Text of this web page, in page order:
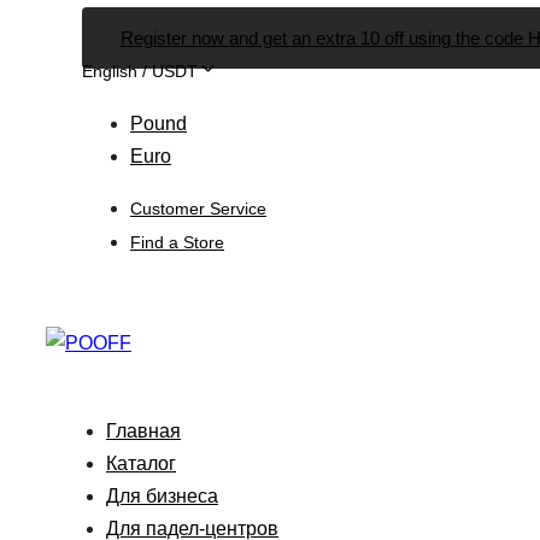
Register now and get an extra 10 off using the code
English / USDT
Pound
Euro
Customer Service
Find a Store
Главная
Каталог
Для бизнеса
Для падел-центров